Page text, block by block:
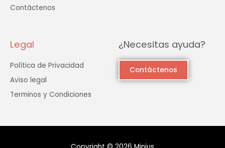
Contáctenos
Legal
Política de Privacidad
Aviso legal
Terminos y Condiciones
¿Necesitas ayuda?
Contáctenos